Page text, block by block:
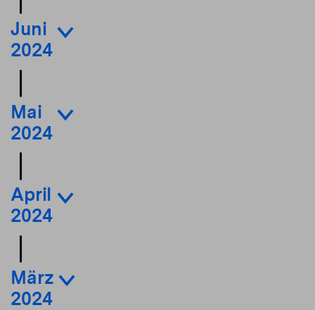
Juni
2024
Mai
2024
April
2024
März
2024